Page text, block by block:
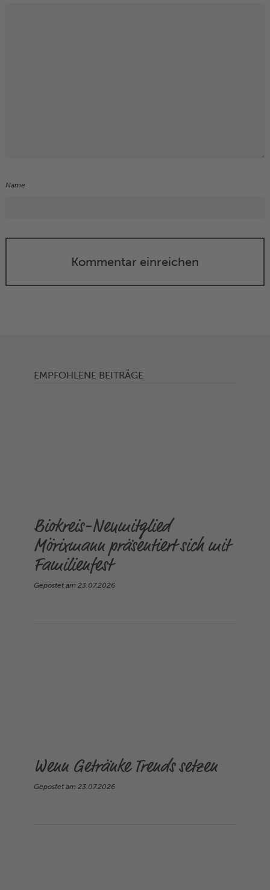
Name
Kommentar einreichen
EMPFOHLENE BEITRÄGE
Biokreis-Neumitglied
Mörixmann präsentiert sich mit
Familienfest
Gepostet am 23.07.2026
Wenn Getränke Trends setzen
Gepostet am 23.07.2026